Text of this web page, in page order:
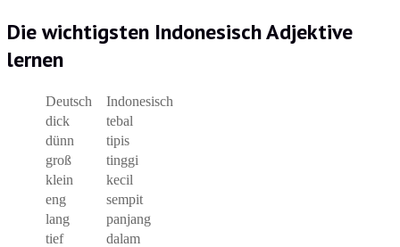
Die wichtigsten Indonesisch Adjektive
lernen
Deutsch
Indonesisch
dick
tebal
dünn
tipis
groß
tinggi
klein
kecil
eng
sempit
lang
panjang
tief
dalam